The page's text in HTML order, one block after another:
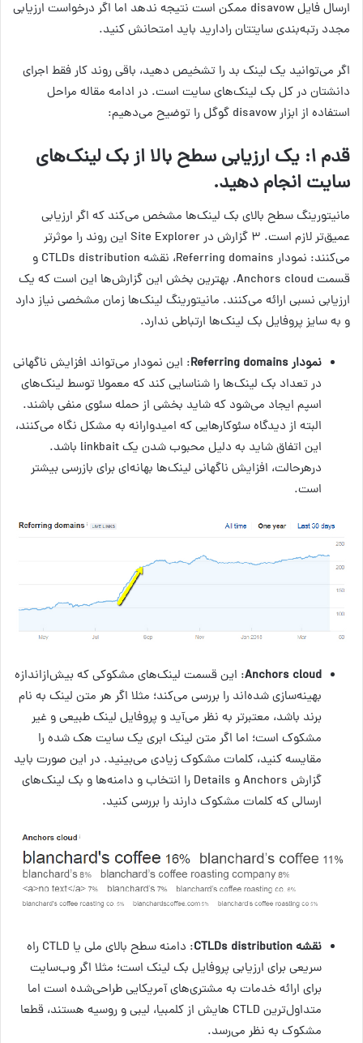
ارسال فایل disavow ممکن است نتیجه ندهد اما اگر درخواست ارزیابی
مجدد رتبه‌بندی سایتتان رادارید باید امتحانش کنید.
اگر می‌توانید یک لینک بد را تشخیص دهید، باقی روند کار فقط اجرای
دانشتان در کل بک لینک‌های سایت است. در ادامه مقاله مراحل
استفاده از ابزار disavow گوگل را توضیح می‌دهیم:
قدم ۱: یک ارزیابی سطح بالا از بک لینک‌های
سایت انجام دهید.
مانیتورینگ سطح بالای بک لینک‌ها مشخص می‌کند که اگر ارزیابی
عمیق‌تر لازم است. ۳ گزارش در Site Explorer این روند را موثرتر
می‌کنند: نمودار Referring domains، نقشه CTLDs distribution و
قسمت Anchors cloud. بهترین بخش این گزارش‌ها این است که یک
ارزیابی نسبی ارائه می‌کنند. مانیتورینگ لینک‌ها زمان مشخصی نیاز دارد
و به سایز پروفایل بک لینک‌ها ارتباطی ندارد.
نمودارReferring domains: این نمودار می‌تواند افزایش ناگهانی
در تعداد بک لینک‌ها را شناسایی کند که معمولا توسط لینک‌های
اسپم‌ ایجاد می‌شود که شاید بخشی از حمله سئوی منفی باشند.
البته از دیدگاه سئوکارهایی که امیدوارانه به مشکل نگاه می‌کنند،
این اتفاق شاید به دلیل محبوب شدن یک linkbait باشد.
درهرحالت، افزایش ناگهانی لینک‌ها بهانه‌ای برای بازرسی بیشتر
است.
Anchors cloud: این قسمت لینک‌های مشکوکی که بیش‌ازاندازه
بهینه‌سازی شده‌اند را بررسی می‌کند؛ مثلا اگر هر متن لینک به نام
برند باشد، معتبرتر به نظر می‌آید و پروفایل لینک طبیعی و غیر
مشکوک است؛ اما اگر متن لینک ابری یک سایت هک شده را
مقایسه کنید، کلمات مشکوک زیادی می‌بینید. در این صورت باید
گزارش Anchors و Details را انتخاب و دامنه‌ها و بک لینک‌های
ارسالی که کلمات مشکوک دارند را بررسی کنید.
نقشهCTLDs distribution
: دامنه سطح بالای ملی یا CTLD راه
سریعی برای ارزیابی پروفایل بک لینک است؛ مثلا اگر وب‌سایت
برای ارائه خدمات به مشتری‌های آمریکایی طراحی‌شده است اما
متداول‌ترین CTLD هایش از کلمبیا، لیبی و روسیه هستند، قطعا
مشکوک به نظر می‌رسد.